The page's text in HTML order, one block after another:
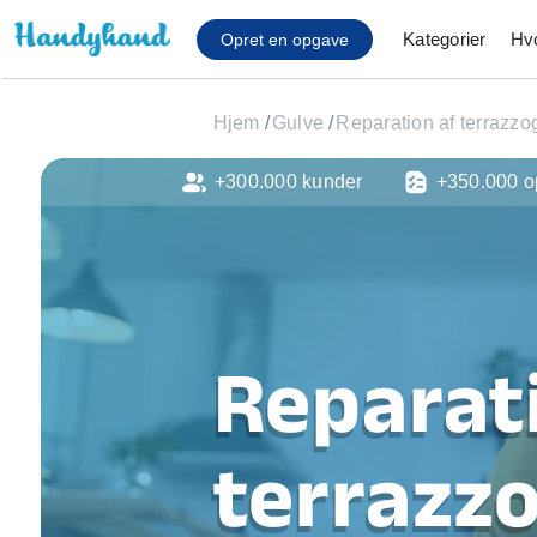
Opret en opgave Kategorier
Affaldsfjernelse
Gulvlaminering
Hårde hvidevare
Hjælp til mobil, pc, tv
Installation af ildsted
Møbelsamling og
Ophængning af
Hjem /Gulve / Reparation af
+300.000 kunder +350.000